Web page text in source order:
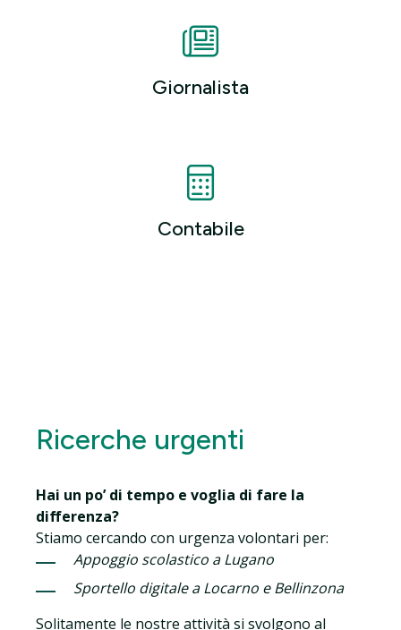
Giornalista
Contabile
Ricerche urgenti
Hai un po’ di tempo e voglia di fare la
differenza?
Stiamo cercando con urgenza volontari per:
Appoggio scolastico a Lugano
Sportello digitale a Locarno e Bellinzona
Solitamente le nostre attività si svolgono al